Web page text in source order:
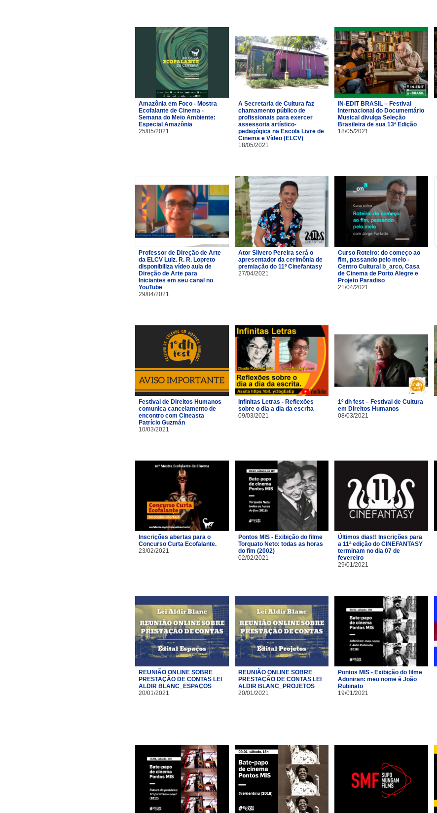
Amazônia em Foco - Mostra
Ecofalante de Cinema -
Semana do Meio Ambiente:
Especial Amazônia
25/05/2021
A Secretaria de Cultura faz
chamamento público de
profissionais para exercer
assessoria artístico-
pedagógica na Escola Livre de
Cinema e Vídeo (ELCV)
18/05/2021
IN-EDIT BRASIL – Festival
Internacional do Documentário
Musical divulga Seleção
Brasileira de sua 13ª Edição
18/05/2021
Professor de Direção de Arte
da ELCV Luiz. R. R. Lopreto
disponibiliza vídeo aula de
Direção de Arte para
Iniciantes em seu canal no
YouTube
29/04/2021
Ator Silvero Pereira será o
apresentador da cerimônia de
premiação do 11º Cinefantasy
27/04/2021
Curso Roteiro: do começo ao
fim, passando pelo meio -
Centro Cultural b_arco, Casa
de Cinema de Porto Alegre e
Projeto Paradiso
21/04/2021
Festival de Direitos Humanos
comunica cancelamento de
encontro com Cineasta
Patrício Guzmán
10/03/2021
Infinitas Letras - Reflexões
sobre o dia a dia da escrita
09/03/2021
1º dh fest – Festival de Cultura
em Direitos Humanos
08/03/2021
Inscrições abertas para o
Concurso Curta Ecofalante.
23/02/2021
Pontos MIS - Exibição do filme
Torquato Neto: todas as horas
do fim (2002)
02/02/2021
Últimos dias!! Inscrições para
a 11ª edição do CINEFANTASY
terminam no dia 07 de
fevereiro
29/01/2021
REUNIÃO ONLINE SOBRE
PRESTAÇÃO DE CONTAS LEI
ALDIR BLANC_ESPAÇOS
20/01/2021
REUNIÃO ONLINE SOBRE
PRESTAÇÃO DE CONTAS LEI
ALDIR BLANC_PROJETOS
20/01/2021
Pontos MIS - Exibição do filme
Adoniran: meu nome é João
Rubinato
19/01/2021